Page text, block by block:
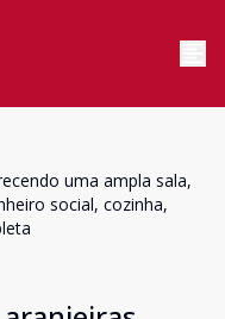
uma ampla sala,
social, cozinha,